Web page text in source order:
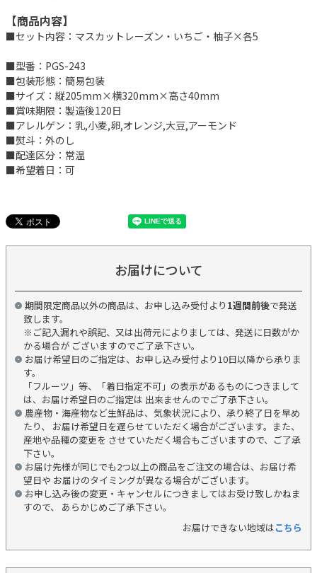
【商品内容】
■セット内容：マスカットレーズン・いちご・柚子×各5
■型番：PGS-243
■包装形態：簡易包装
■サイズ：縦205mm×横320mm×高さ40mm
■賞味期限：製造後120日
■アレルゲン：乳,小麦,卵,オレンジ,大豆,アーモンド
■熨斗：外のし
■配達区分：常温
■希望着日：可
お届けについて
期間限定商品以外の商品は、お申し込み受付より 1週間前後で発送
致します。
※ご記入漏れや誤記、又は出荷元によりましては、発送に日数がか
かる場合が ございますのでご了承下さい。
お届け希望日のご指定は、お申し込み受付より10日以降から承りま
す。
「フルーツ」等、「着日指定不可」の表示があるものにつきまして
は、お届け希望日のご指定は 出来ませんのでご了承下さい。
農産物・海産物など生鮮品は、気象状況により、承り終了日を早め
たり、 お届け希望日を遅らせていただく場合がございます。また、
産地や品種の変更を させていただく場合もございますので、ご了承
下さい。
お届け先様が同じでも2つ以上の商品をご注文の場合は、お届け希
望日や お届けのタイミングが異なる場合がございます。
お申し込み後の変更・キャンセルにつきましてはお受け致しかねま
すので、 あらかじめご了承下さい。
お届けできない地域はこちら